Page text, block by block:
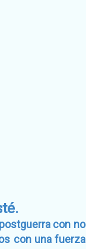
con no
con una fuerza